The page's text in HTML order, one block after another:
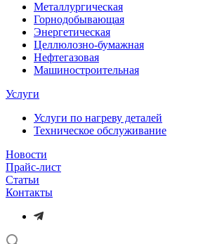
Металлургическая
Горнодобывающая
Энергетическая
Целлюлозно-бумажная
Нефтегазовая
Машиностроительная
Услуги
Услуги по нагреву деталей
Техническое обслуживание
Новости
Прайс-лист
Статьи
Контакты